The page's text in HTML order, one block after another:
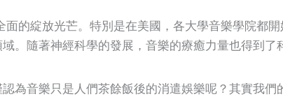
面的綻放光芒。特別是在美國，各大學音樂學院都
。隨著神經科學的發展，音樂的療癒力量也得到了
為音樂只是人們茶餘飯後的消遣娛樂呢？其實我